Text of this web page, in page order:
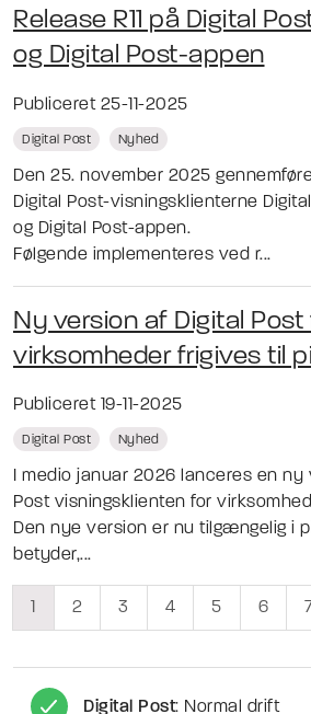
Release R11 på Digital
og Digital Post-appen
Publiceret 25-11-2025
Digital Post Nyhed
Den 25. november 2025
Digital Post-visningsklienterne
og Digital Post-appen.
Følgende implementeres ved r...
Ny version af Digital Post
virksomheder frigives til
Publiceret 19-11-2025
Digital Post Nyhed
I medio januar 2026 lanceres en ny
Post visningsklienten for
Den nye version er nu tilgængelig i
betyder,...
2 3 4 5 6
Digital Post: Normal drift